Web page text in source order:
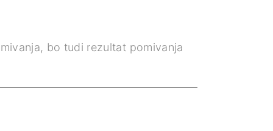
bo tudi rezultat pomivanja